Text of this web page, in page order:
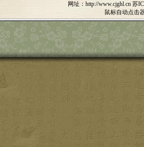
网址：http://www.cjghl.cn 苏
鼠标自动点击